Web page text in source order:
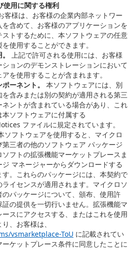
使用に関する権利
客様は、お客様の企業内部ネットワー
を含めて、お客様のアプリケーションを
ストするために、本ソフトウェアの任意
使用することができます。
上記で許可される使用には、お客様
ョンのデモンストレーションにおいて
を使用することが含まれます。
ーネント。
本ソフトウェアには、別
含みまたは別の契約が適用される第三
ネントが含まれている場合があり、これ
本ソフトウェアに付属する
ファイルに規定されています。
ソフトウェアを使用すると、マイクロ
第三者の他のソフトウェア パッケージ
ソフトの拡張機能マーケットプレースま
ジ マネージャーからダウンロードする
す。これらのパッケージには、本契約で
ライセンスが適用されます。マイクロソ
のパッケージについて、頒布、使用許
の提供を一切行いません。拡張機能マ
ースにアクセスする、またはこれを使用
、お客様は、
vsmarketplace-ToU に記載されてい
ーケットプレース条件に同意したことに